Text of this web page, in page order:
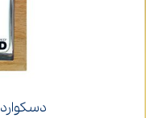
دسکوارد2 هی وود مردانه